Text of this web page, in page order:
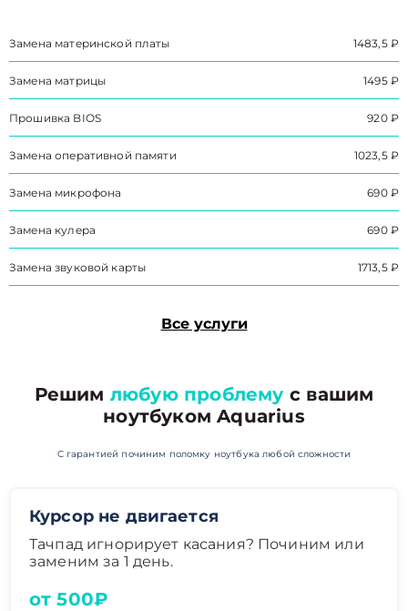
Замена материнской платы 1483,5 ₽
Замена матрицы 1495 ₽
Прошивка BIOS 920 ₽
Замена оперативной памяти 1023,5 ₽
Замена микрофона 690 ₽
Замена кулера 690 ₽
Замена звуковой карты 1713,5 ₽
Все услуги
Решим любую проблему с вашим
ноутбуком Aquarius
С гарантией починим поломку ноутбука любой сложности
Курсор не двигается
Тачпад игнорирует касания? Починим или
заменим за 1 день.
от 500₽